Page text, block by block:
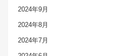
2024年9月
2024年8月
2024年7月